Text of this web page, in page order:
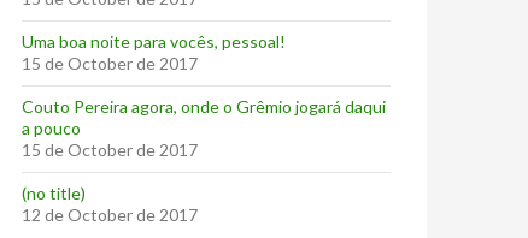
Uma boa noite para vocês, pessoal!
15 de October de 2017
‪Couto Pereira agora, onde o Grêmio jogará daqui
a pouco ‬
15 de October de 2017
(no title)
12 de October de 2017